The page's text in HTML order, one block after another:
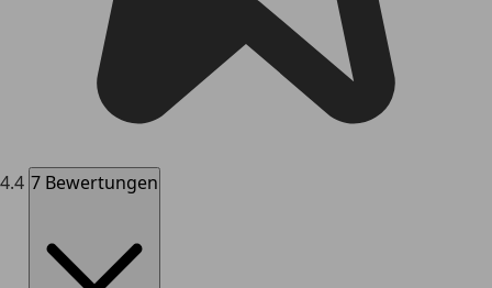
4.4 7 Bewertungen